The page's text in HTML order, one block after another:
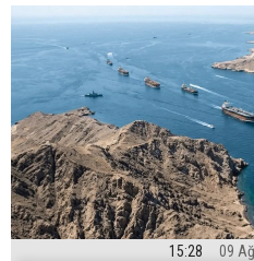
15:28 09